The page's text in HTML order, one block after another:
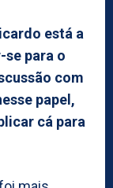
está a
para o
com
papel,
cá para